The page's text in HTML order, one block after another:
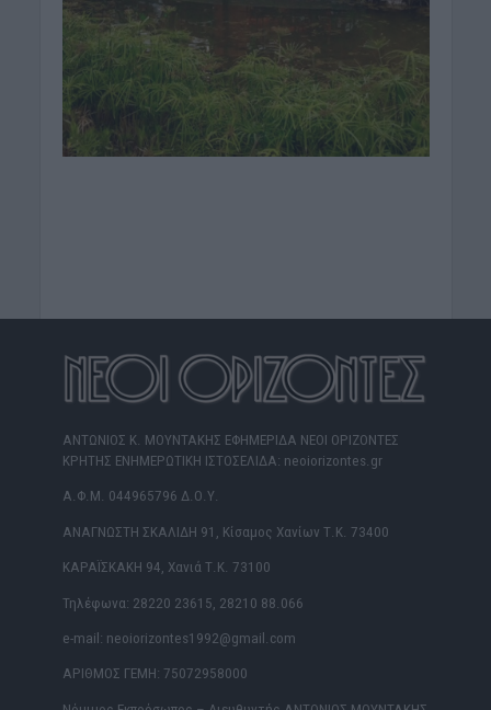
ΑΝΤΩΝΙΟΣ Κ. ΜΟΥΝΤΑΚΗΣ ΕΦΗΜΕΡΙΔΑ ΝΕΟΙ ΟΡΙΖΟΝΤΕΣ
ΚΡΗΤΗΣ ΕΝΗΜΕΡΩΤΙΚΗ ΙΣΤΟΣΕΛΙΔΑ: neoiorizontes.gr
Α.Φ.Μ. 044965796 Δ.Ο.Υ.
ΑΝΑΓΝΩΣΤΗ ΣΚΑΛΙΔΗ 91, Κίσαμος Χανίων Τ.Κ. 73400
ΚΑΡΑΪΣΚΑΚΗ 94, Χανιά Τ.Κ. 73100
Τηλέφωνα: 28220 23615, 28210 88.066
e-mail: neoiorizontes1992@gmail.com
ΑΡΙΘΜΟΣ ΓΕΜΗ: 75072958000